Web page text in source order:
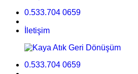
0.533.704 0659
İletişim
0.533.704 0659